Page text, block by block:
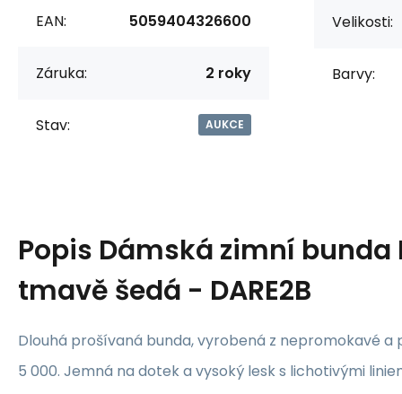
EAN: 5059404326600
Záruka: 2 roky
Stav: AUKCE
Velikosti:
Barvy:
Popis Dámská zimní bunda
tmavě šedá - DARE2B
Dlouhá prošívaná bunda, vyrobená z nepromokavé a
5 000. Jemná na dotek a vysoký lesk s lichotivými